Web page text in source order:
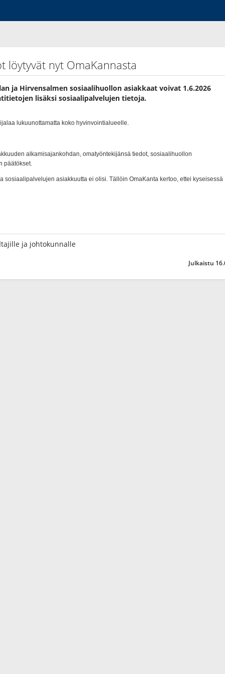
löytyvät nyt OmaKannasta
ja Hirvensalmen sosiaalihuollon asiakkaat voivat 1.6.2026
lisäksi sosiaalipalvelujen tietoja.
ja johtokunnalle
Julkaistu